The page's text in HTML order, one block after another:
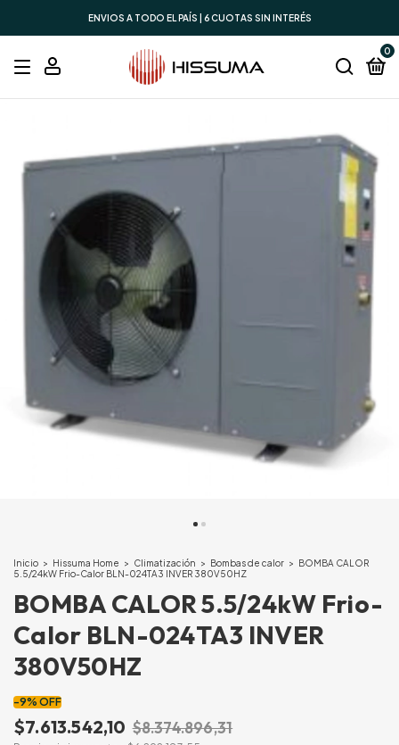
ENVIOS A TODO EL PAÍS | 6 CUOTAS SIN INTERÉS
0
Inicio > Hissuma Home > Climatización > Bombas de calor > BOMBA CALOR
5.5/24kW Frio-Calor BLN-024TA3 INVER 380V50HZ
BOMBA CALOR 5.5/24kW Frio-
Calor BLN-024TA3 INVER
380V50HZ
-9% OFF
$7.613.542,10 $8.374.896,31